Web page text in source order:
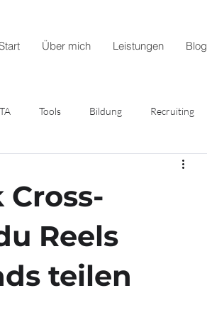
Über mich Leistungen Blog
Tools Bildung Recruiting
Reels
teilen